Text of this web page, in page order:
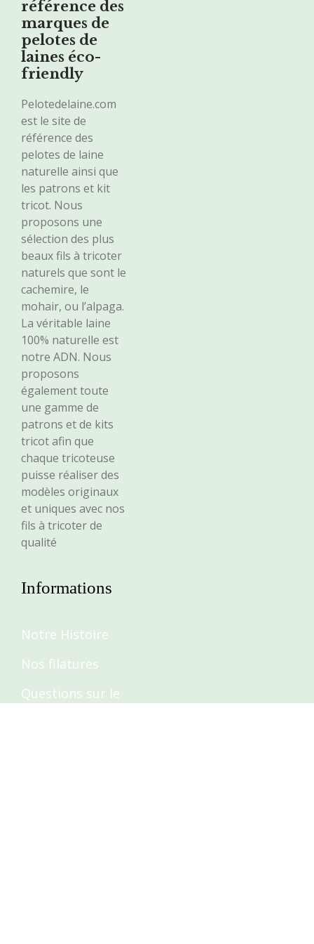
référence des
marques de
pelotes de
laines éco-
friendly
Pelotedelaine.com
est le site de
référence des
pelotes de laine
naturelle ainsi que
les patrons et kit
tricot. Nous
proposons une
sélection des plus
beaux fils à tricoter
naturels que sont le
cachemire, le
mohair, ou l’alpaga.
La véritable laine
100% naturelle est
notre ADN. Nous
proposons
également toute
une gamme de
patrons et de kits
tricot afin que
chaque tricoteuse
puisse réaliser des
modèles originaux
et uniques avec nos
fils à tricoter de
qualité
Informations
Notre Histoire
Nos filatures
Questions sur le